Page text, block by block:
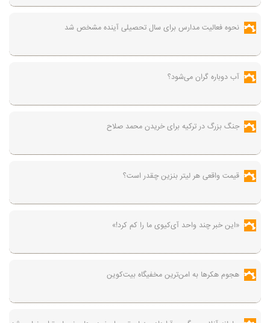
نحوه فعالیت مدارس برای سال تحصیلی آینده مشخص شد
آب دوباره گران می‌شود؟
جنگ بزرگ در ترکیه برای خریدن محمد صلاح
قیمت واقعی هر لیتر بنزین چقدر است؟
«این خبر چند واحد آی‌کیوی ما را کم کرد!»
هجوم هکرها به امن‌ترین مخفیگاه بیت‌کوین